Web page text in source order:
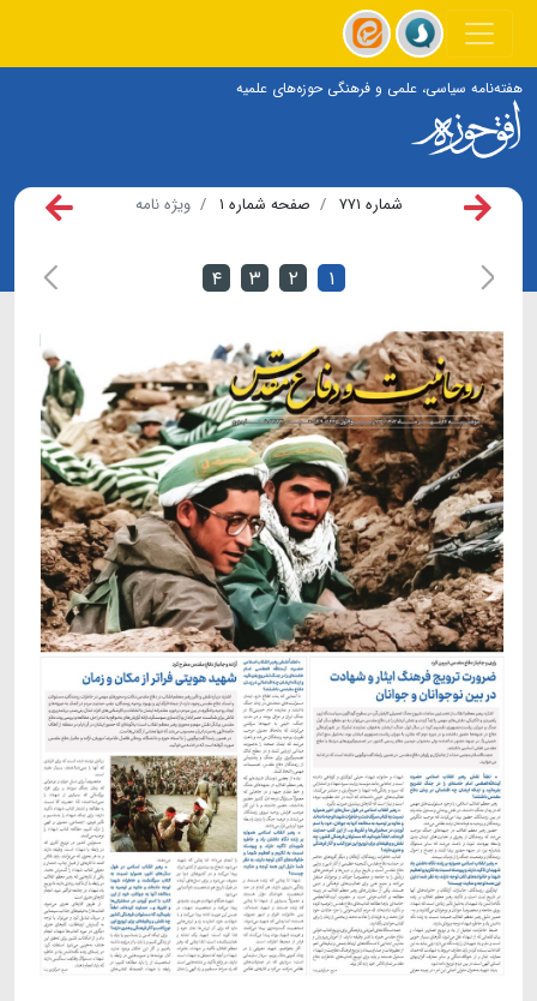
هفته‌نامه سیاسی، علمی و فرهنگی حوزه‌های علمیه
شماره ۷۷۱ صفحه شماره ۱ ویژه نامه
۱ ۲ ۳ ۴